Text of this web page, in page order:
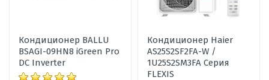
Кондиционер BALLU
BSAGI-09HN8 iGreen Pro
DC Inverter
Кондиционер Haier
AS25S2SF2FA-W /
1U25S2SM3FA Серия
FLEXIS